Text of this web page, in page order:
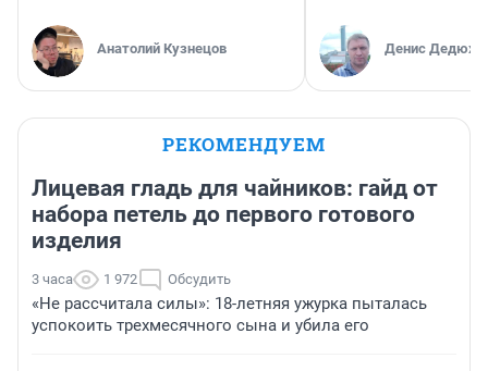
Анатолий Кузнецов Денис
РЕКОМЕНДУЕМ
Лицевая гладь для чайников: гайд от
набора петель до первого готового
изделия
3 часа 1 972 Обсудить
«Не рассчитала силы»: 18-летняя ужурка пыталась
успокоить трехмесячного сына и убила его